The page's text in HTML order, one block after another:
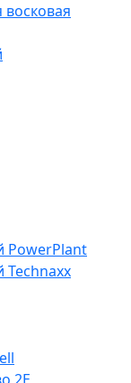
PowerPlant